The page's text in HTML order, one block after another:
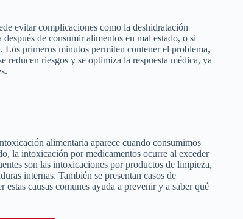
evitar complicaciones como la deshidratación
de consumir alimentos en mal estado, o si
Los primeros minutos permiten contener el problema,
reducen riesgos y se optimiza la respuesta médica, ya
alimentaria aparece cuando consumimos
la intoxicación por medicamentos ocurre al exceder
son las intoxicaciones por productos de limpieza,
internas. También se presentan casos de
causas comunes ayuda a prevenir y a saber qué